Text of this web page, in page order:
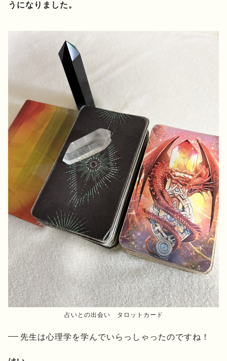
うになりました。
占いとの出会い タロットカード
先生は心理学を学んでいらっしゃったのですね！